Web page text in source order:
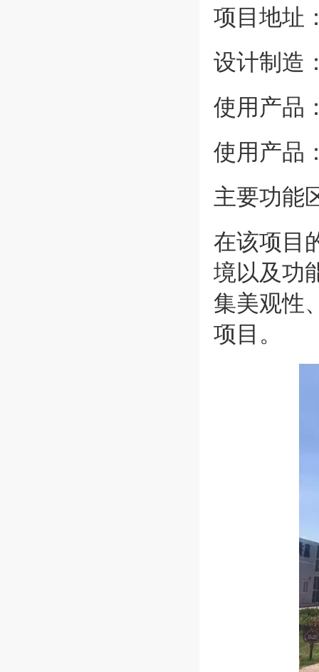
项目地址
设计制造
使用产品
使用产品
主要功能
在该项目
境以及功
集美观性
项目。